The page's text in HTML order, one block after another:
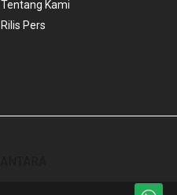
Tentang Kami
Rilis Pers